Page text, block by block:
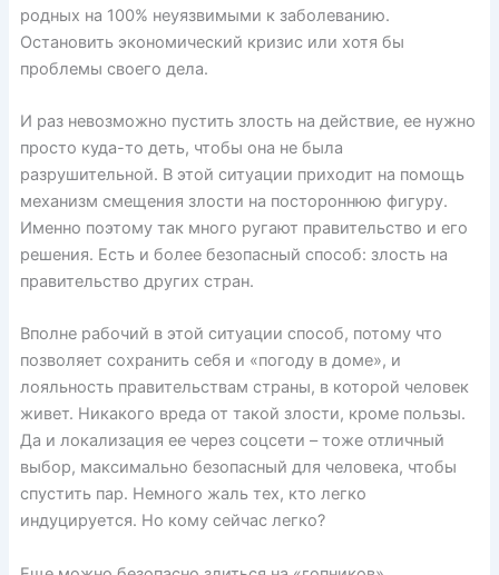
родных на 100% неуязвимыми к заболеванию.
Остановить экономический кризис или хотя бы
проблемы своего дела.
И раз невозможно пустить злость на действие, ее нужно
просто куда-то деть, чтобы она не была
разрушительной. В этой ситуации приходит на помощь
механизм смещения злости на постороннюю фигуру.
Именно поэтому так много ругают правительство и его
решения. Есть и более безопасный способ: злость на
правительство других стран.
Вполне рабочий в этой ситуации способ, потому что
позволяет сохранить себя и «погоду в доме», и
лояльность правительствам страны, в которой человек
живет. Никакого вреда от такой злости, кроме пользы.
Да и локализация ее через соцсети – тоже отличный
выбор, максимально безопасный для человека, чтобы
спустить пар. Немного жаль тех, кто легко
индуцируется. Но кому сейчас легко?